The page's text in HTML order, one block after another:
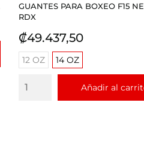
GUANTES PARA BOXEO F15
RDX
Precio
₡49.437,50
12 OZ 14 OZ
Añadir al